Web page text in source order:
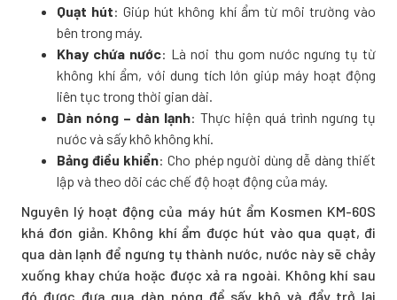
Quạt hút: Giúp hút không khí ẩm từ môi trường vào
bên trong máy.
Khay chứa nước: Là nơi thu gom nước ngưng tụ từ
không khí ẩm, với dung tích lớn giúp máy hoạt động
liên tục trong thời gian dài.
Dàn nóng – dàn lạnh: Thực hiện quá trình ngưng tụ
nước và sấy khô không khí.
Bảng điều khiển: Cho phép người dùng dễ dàng thiết
lập và theo dõi các chế độ hoạt động của máy.
Nguyên lý hoạt động của máy hút ẩm Kosmen KM-60S
khá đơn giản. Không khí ẩm được hút vào qua quạt, đi
qua dàn lạnh để ngưng tụ thành nước, nước này sẽ chảy
xuống khay chứa hoặc được xả ra ngoài. Không khí sau
đó được đưa qua dàn nóng để sấy khô và đẩy trở lại